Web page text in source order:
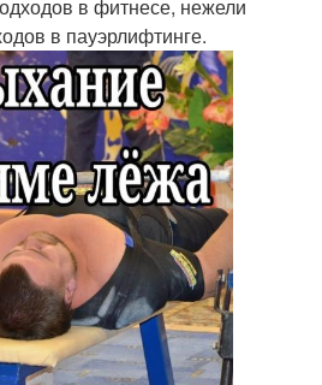
в фитнесе, нежели
в пауэрлифтинге.